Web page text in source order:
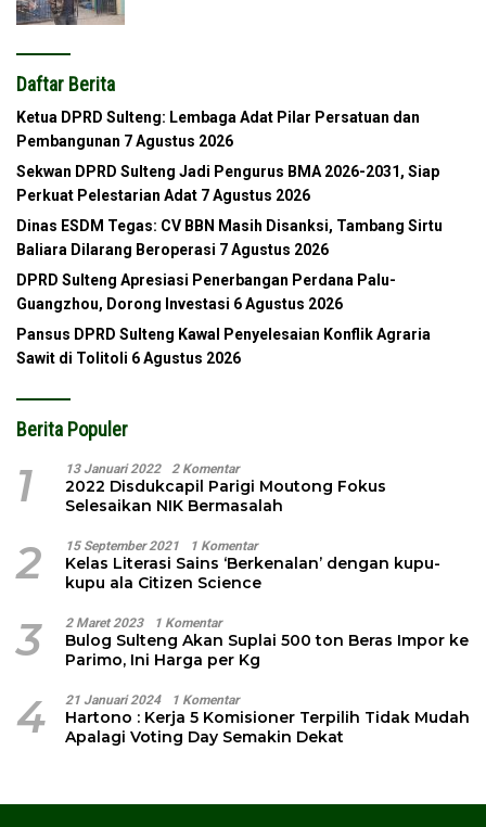
Daftar Berita
Ketua DPRD Sulteng: Lembaga Adat Pilar Persatuan dan
Pembangunan 7 Agustus 2026
Sekwan DPRD Sulteng Jadi Pengurus BMA 2026-2031, Siap
Perkuat Pelestarian Adat 7 Agustus 2026
Dinas ESDM Tegas: CV BBN Masih Disanksi, Tambang Sirtu
Baliara Dilarang Beroperasi 7 Agustus 2026
DPRD Sulteng Apresiasi Penerbangan Perdana Palu-
Guangzhou, Dorong Investasi 6 Agustus 2026
Pansus DPRD Sulteng Kawal Penyelesaian Konflik Agraria
Sawit di Tolitoli 6 Agustus 2026
Berita Populer
1 13 Januari 2022 2 Komentar
2022 Disdukcapil Parigi Moutong Fokus
Selesaikan NIK Bermasalah
2 15 September 2021 1 Komentar
Kelas Literasi Sains ‘Berkenalan’ dengan kupu-
kupu ala Citizen Science
3 2 Maret 2023 1 Komentar
Bulog Sulteng Akan Suplai 500 ton Beras Impor ke
Parimo, Ini Harga per Kg
4 21 Januari 2024 1 Komentar
Hartono : Kerja 5 Komisioner Terpilih Tidak Mudah
Apalagi Voting Day Semakin Dekat